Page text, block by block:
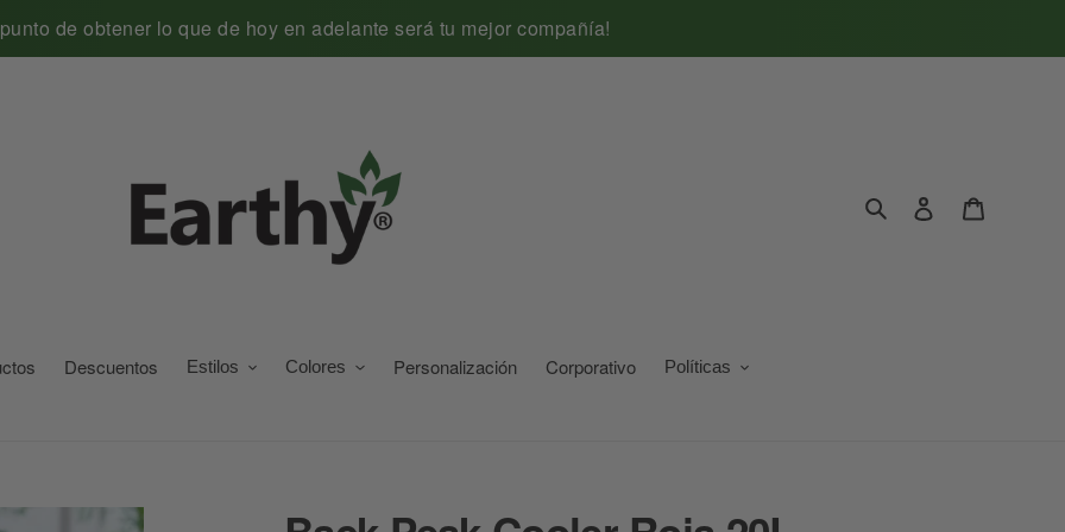
de obtener lo que de hoy en adelante será tu mejor compañía!
Buscar Ingresar
Descuentos Estilos Colores Personalización Corporativo Políticas